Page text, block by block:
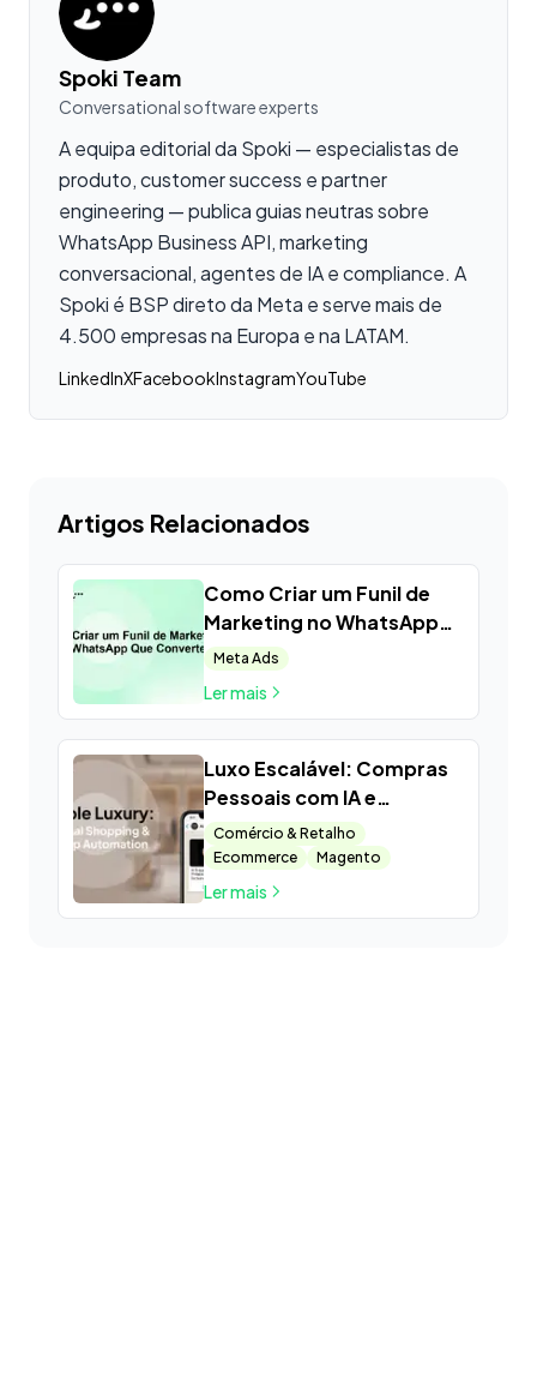
Spoki Team
Conversational software experts
A equipa editorial da Spoki — especialistas de
produto, customer success e partner
engineering — publica guias neutras sobre
WhatsApp Business API, marketing
conversacional, agentes de IA e compliance. A
Spoki é BSP direto da Meta e serve mais de
4.500 empresas na Europa e na LATAM.
LinkedInXFacebookInstagramYouTube
Artigos Relacionados
Como Criar um Funil de
Marketing no WhatsApp
Que Converte
Meta Ads
Ler mais
Luxo Escalável: Compras
Pessoais com IA e
Automação WhatsApp
Comércio & Retalho
Ecommerce
Magento
Ler mais